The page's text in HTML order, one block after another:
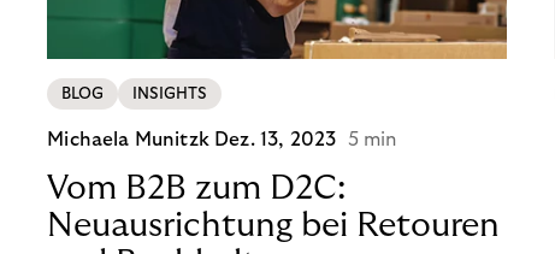
BLOG INSIGHTS
Michaela Munitzk Dez. 13, 2023 5 min
Vom B2B zum D2C:
Neuausrichtung bei Retouren